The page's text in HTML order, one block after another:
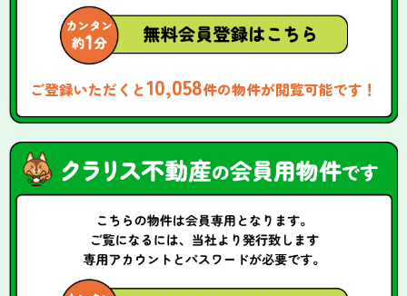
ご登録いただくと10,058件の物件が閲覧可能です！